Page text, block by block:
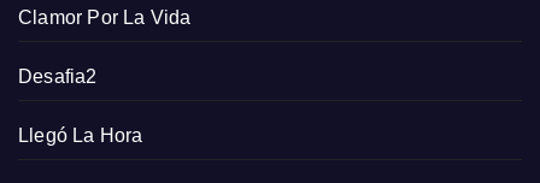
Clamor Por La Vida
Desafia2
Llegó La Hora